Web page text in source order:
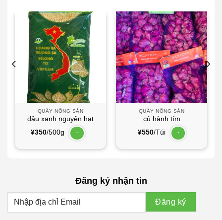
QUẦY NÔNG SẢN
đậu xanh nguyên hạt
¥350/500g +
QUẦY NÔNG SẢN
củ hành tím
¥550/Túi +
Đăng ký nhận tin